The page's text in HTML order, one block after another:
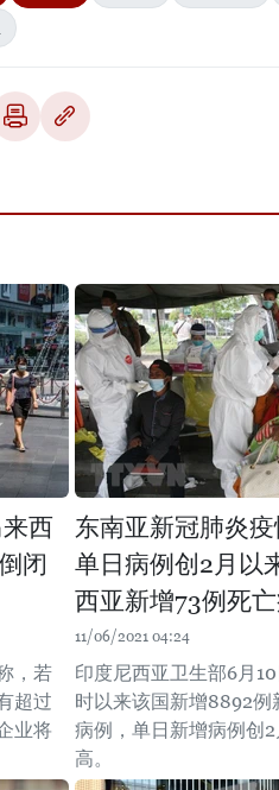
西
闭
，若
超过
业将
东南亚新冠肺炎
单日病例创2月以
西亚新增73例死亡
11/06/2021 04:24
印度尼西亚卫生部6月
时以来该国新增8892例
病例，单日新增病例创
高。